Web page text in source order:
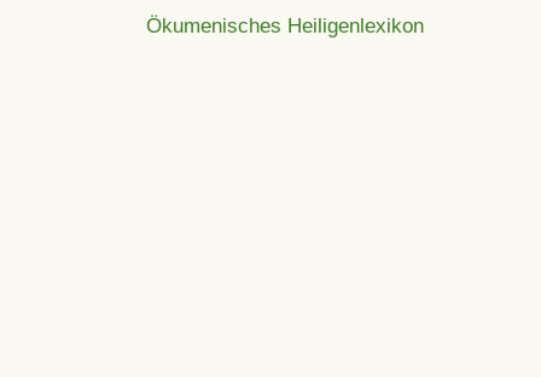
Ökumenisches Heiligenlexikon